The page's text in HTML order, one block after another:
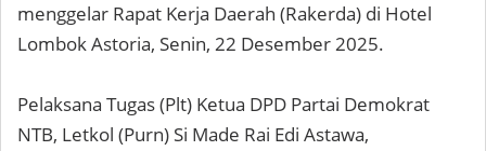
menggelar Rapat Kerja Daerah (Rakerda) di Hotel
Lombok Astoria, Senin, 22 Desember 2025.
Pelaksana Tugas (Plt) Ketua DPD Partai Demokrat
NTB, Letkol (Purn) Si Made Rai Edi Astawa,